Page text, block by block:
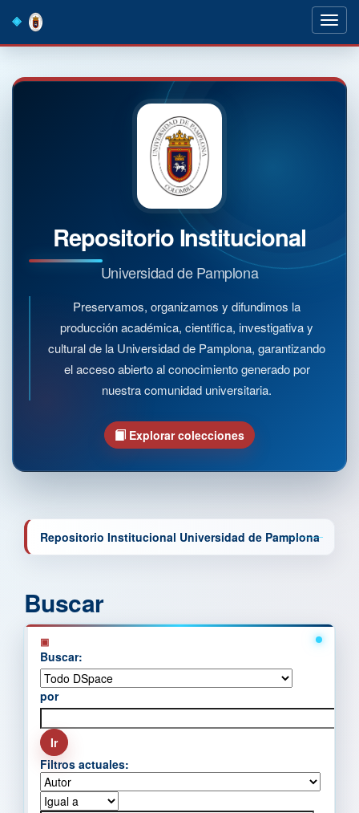
navigation
Repositorio Institucional
Universidad de Pamplona
Preservamos, organizamos y difundimos la
producción académica, científica, investigativa y
cultural de la Universidad de Pamplona, garantizando
el acceso abierto al conocimiento generado por
nuestra comunidad universitaria.
Explorar colecciones
Repositorio Institucional Universidad de Pamplona
Buscar
Buscar:
por
Filtros actuales: